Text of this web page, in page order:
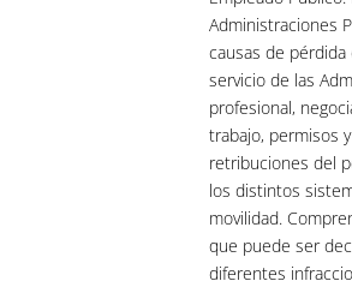
Administraciones
causas de
servicio de las
profesional,
trabajo, permisos
retribuciones del
los distintos
movilidad.
que puede ser
diferentes